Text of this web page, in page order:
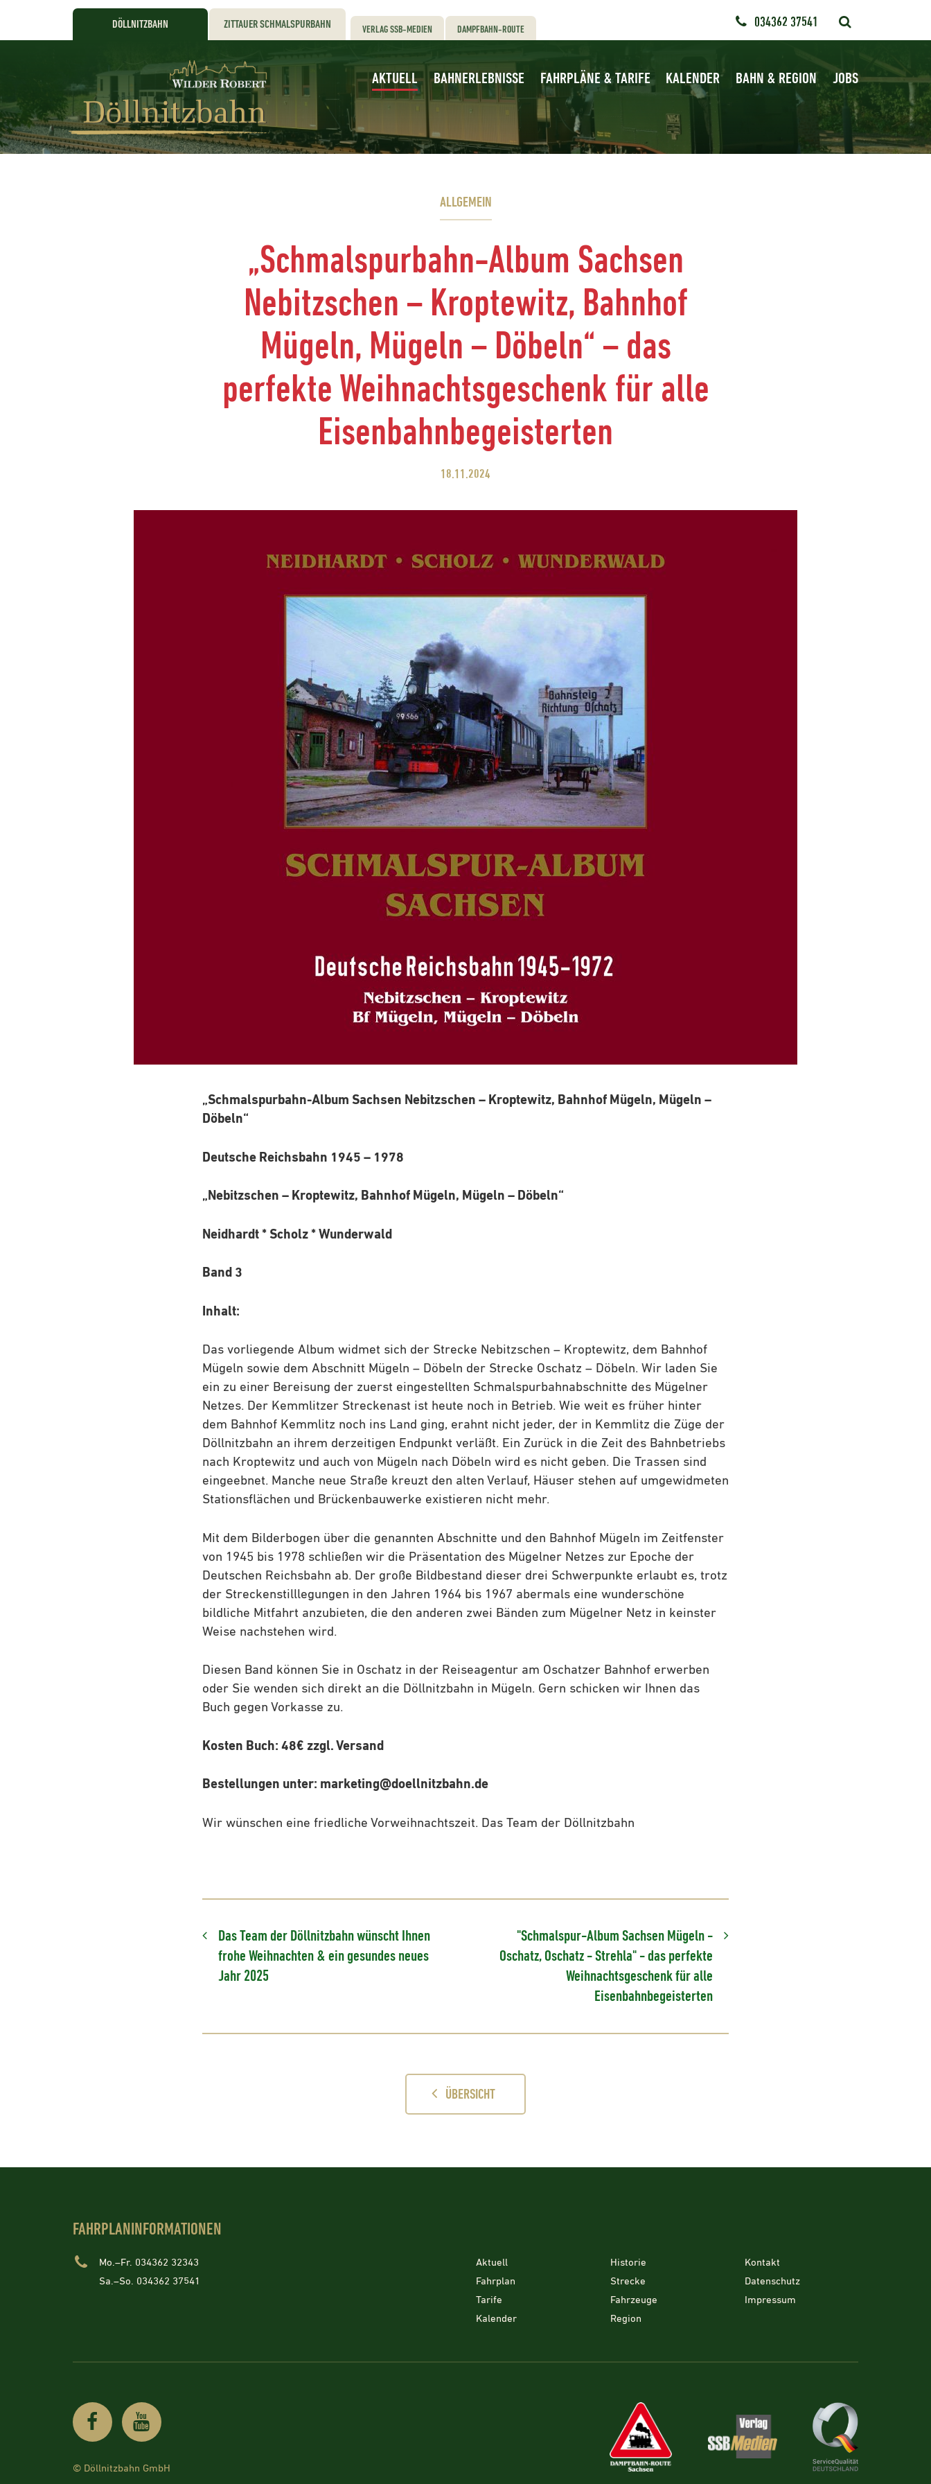
034362 37541
DÖLLNITZBAHN ZITTAUER SCHMALSPURBAHN VERLAG SSB-MEDIEN DAMPFBAHN-ROUTE
AKTUELL BAHNERLEBNISSE FAHRPLÄNE & TARIFE KALENDER BAHN & REGION JOBS
ALLGEMEIN
„Schmalspurbahn-Album Sachsen
Nebitzschen – Kroptewitz, Bahnhof
Mügeln, Mügeln – Döbeln“ – das
perfekte Weihnachtsgeschenk für alle
Eisenbahnbegeisterten
18.11.2024
„Schmalspurbahn-Album Sachsen Nebitzschen – Kroptewitz, Bahnhof Mügeln, Mügeln –
Döbeln“
Deutsche Reichsbahn 1945 – 1978
„Nebitzschen – Kroptewitz, Bahnhof Mügeln, Mügeln – Döbeln“
Neidhardt * Scholz * Wunderwald
Band 3
Inhalt:
Das vorliegende Album widmet sich der Strecke Nebitzschen – Kroptewitz, dem Bahnhof
Mügeln sowie dem Abschnitt Mügeln – Döbeln der Strecke Oschatz – Döbeln. Wir laden Sie
ein zu einer Bereisung der zuerst eingestellten Schmalspurbahnabschnitte des Mügelner
Netzes. Der Kemmlitzer Streckenast ist heute noch in Betrieb. Wie weit es früher hinter
dem Bahnhof Kemmlitz noch ins Land ging, erahnt nicht jeder, der in Kemmlitz die Züge der
Döllnitzbahn an ihrem derzeitigen Endpunkt verläßt. Ein Zurück in die Zeit des Bahnbetriebs
nach Kroptewitz und auch von Mügeln nach Döbeln wird es nicht geben. Die Trassen sind
eingeebnet. Manche neue Straße kreuzt den alten Verlauf, Häuser stehen auf umgewidmeten
Stationsflächen und Brückenbauwerke existieren nicht mehr.
Mit dem Bilderbogen über die genannten Abschnitte und den Bahnhof Mügeln im Zeitfenster
von 1945 bis 1978 schließen wir die Präsentation des Mügelner Netzes zur Epoche der
Deutschen Reichsbahn ab. Der große Bildbestand dieser drei Schwerpunkte erlaubt es, trotz
der Streckenstilllegungen in den Jahren 1964 bis 1967 abermals eine wunderschöne
bildliche Mitfahrt anzubieten, die den anderen zwei Bänden zum Mügelner Netz in keinster
Weise nachstehen wird.
Diesen Band können Sie in Oschatz in der Reiseagentur am Oschatzer Bahnhof erwerben
oder Sie wenden sich direkt an die Döllnitzbahn in Mügeln. Gern schicken wir Ihnen das
Buch gegen Vorkasse zu.
Kosten Buch: 48€ zzgl. Versand
Bestellungen unter: marketing@doellnitzbahn.de
Wir wünschen eine friedliche Vorweihnachtszeit. Das Team der Döllnitzbahn
Das Team der Döllnitzbahn wünscht Ihnen
frohe Weihnachten & ein gesundes neues
Jahr 2025
"Schmalspur-Album Sachsen Mügeln -
Oschatz, Oschatz - Strehla" - das perfekte
Weihnachtsgeschenk für alle
Eisenbahnbegeisterten
ÜBERSICHT
FAHRPLANINFORMATIONEN
Mo.–Fr. 034362 32343
Sa.–So. 034362 37541
Aktuell
Fahrplan
Tarife
Kalender
Historie
Strecke
Fahrzeuge
Region
Kontakt
Datenschutz
Impressum
© Döllnitzbahn GmbH